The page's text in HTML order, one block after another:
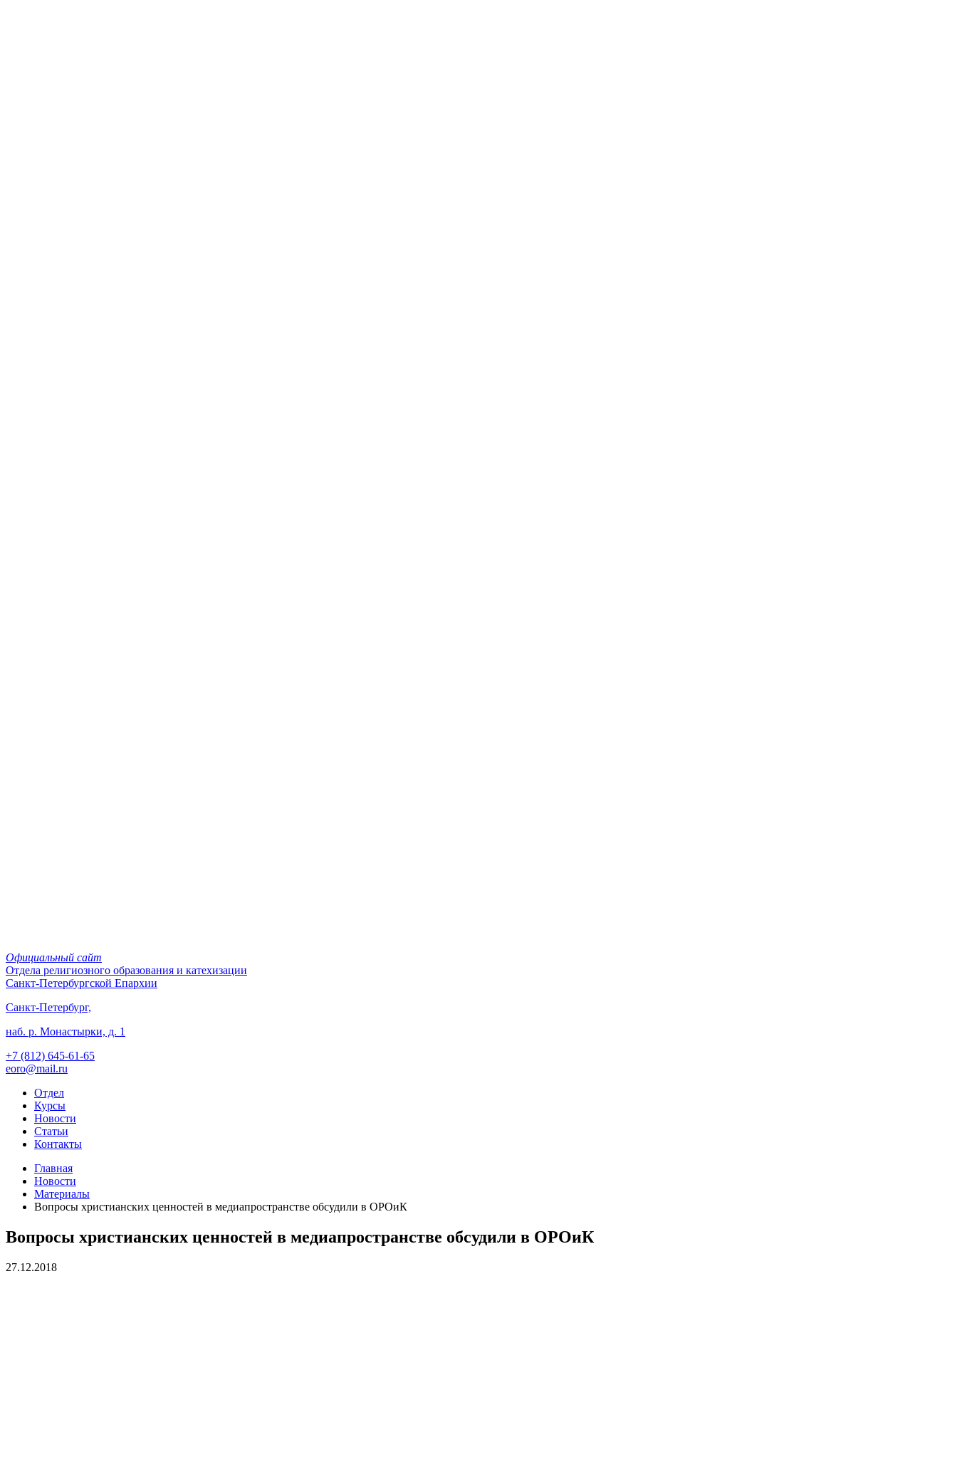
Официальный сайт
Отдела религиозного образования и катехизации
Санкт-Петербургской Епархии
Санкт-Петербург,
наб. р. Монастырки, д. 1
+7 (812) 645-61-65
eoro@mail.ru
Отдел
Курсы
Новости
Статьи
Контакты
Главная
Новости
Материалы
Вопросы христианских ценностей в медиапространстве обсудили в ОРОиК
Вопросы христианских ценностей в медиапространстве обсудили в ОРОиК
27.12.2018